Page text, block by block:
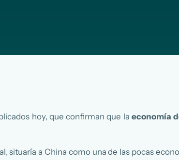
hoy, que confirman que la economía
situaría a China como una de las pocas